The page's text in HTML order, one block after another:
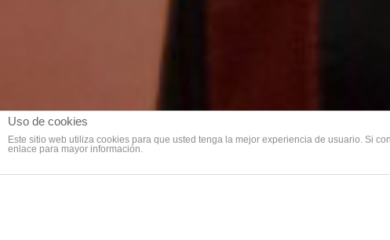
Uso de cookies
Este sitio web utiliza cookies para que usted tenga la mejor experiencia de usuario. Si
enlace para mayor información.